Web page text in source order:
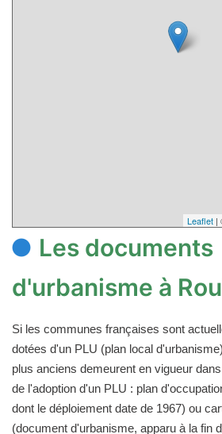
Leaflet |
Les documents
d'urbanisme à
Si les communes françaises sont
dotées d'un PLU (plan local
plus anciens demeurent en vigueur
de l'adoption d'un PLU : plan
dont le déploiement date de 1967) ou
(document d'urbanisme, apparu à la fin